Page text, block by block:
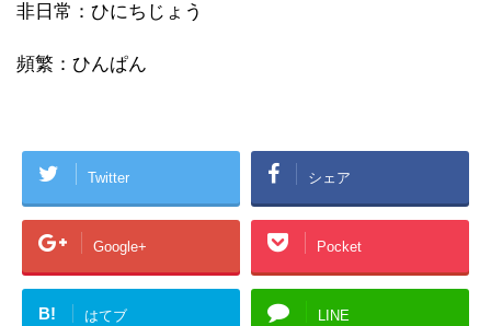
非日常：ひにちじょう
頻繁：ひんぱん
Twitter シェア
Google+ Pocket
B! はてブ LINE